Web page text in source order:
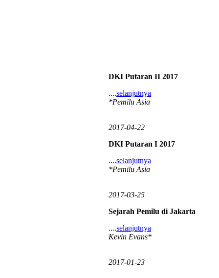
DKI Putaran II 2017
....selanjutnya
*Pemilu Asia
2017-04-22
DKI Putaran I 2017
....selanjutnya
*Pemilu Asia
2017-03-25
Sejarah Pemilu di Jakarta
....selanjutnya
Kevin Evans*
2017-01-23